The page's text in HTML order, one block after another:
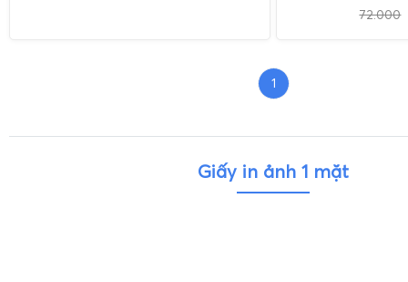
72.000
1
Giấy in ảnh 1 mặt